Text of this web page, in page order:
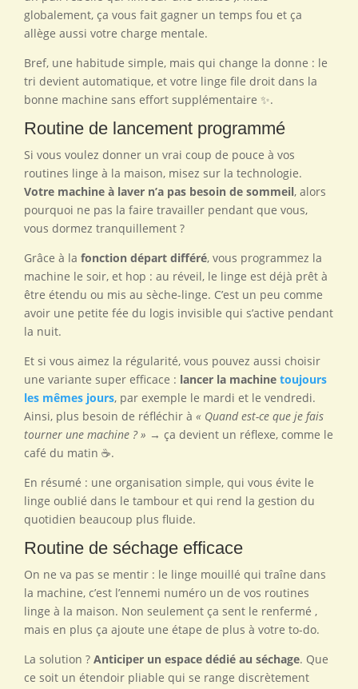
globalement, ça vous fait gagner un temps fou et ça
allège aussi votre charge mentale.
Bref, une habitude simple, mais qui change la donne : le
tri devient automatique, et votre linge file droit dans la
bonne machine sans effort supplémentaire ✨.
Routine de lancement programmé
Si vous voulez donner un vrai coup de pouce à vos
routines linge à la maison, misez sur la technologie.
Votre machine à laver n’a pas besoin de sommeil, alors
pourquoi ne pas la faire travailler pendant que vous,
vous dormez tranquillement ?
Grâce à la fonction départ différé, vous programmez la
machine le soir, et hop : au réveil, le linge est déjà prêt à
être étendu ou mis au sèche-linge. C’est un peu comme
avoir une petite fée du logis invisible qui s’active pendant
la nuit.
Et si vous aimez la régularité, vous pouvez aussi choisir
une variante super efficace : lancer la machine toujours
les mêmes jours, par exemple le mardi et le vendredi.
Ainsi, plus besoin de réfléchir à « Quand est-ce que je fais
tourner une machine ? » → ça devient un réflexe, comme le
café du matin ☕.
En résumé : une organisation simple, qui vous évite le
linge oublié dans le tambour et qui rend la gestion du
quotidien beaucoup plus fluide.
Routine de séchage efficace
On ne va pas se mentir : le linge mouillé qui traîne dans
la machine, c’est l’ennemi numéro un de vos routines
linge à la maison. Non seulement ça sent le renfermé ,
mais en plus ça ajoute une étape de plus à votre to-do.
La solution ? Anticiper un espace dédié au séchage. Que
ce soit un étendoir pliable qui se range discrètement